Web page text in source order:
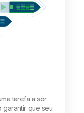
tarefa a ser
garantir que seu